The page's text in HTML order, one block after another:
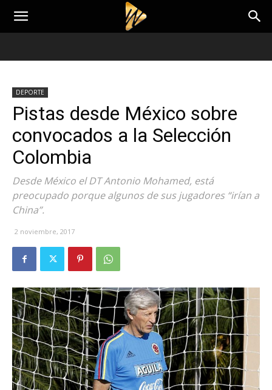
DEPORTE
Pistas desde México sobre
convocados a la Selección
Colombia
Desde México el DT Antonio Mohamed, está
preocupado porque algunos de sus jugadores “irían a
China”.
2 noviembre, 2017